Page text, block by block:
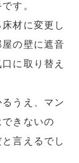
す。
材に変更し
の壁に遮音
に取り替え
うえ、マン
きないの
言えるでし